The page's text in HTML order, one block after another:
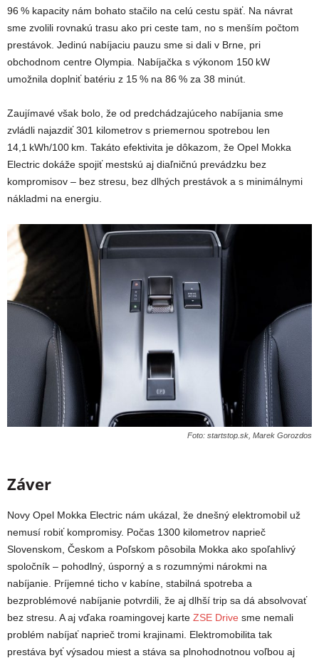
96 % kapacity nám bohato stačilo na celú cestu späť. Na návrat
sme zvolili rovnakú trasu ako pri ceste tam, no s menším počtom
prestávok. Jedinú nabíjaciu pauzu sme si dali v Brne, pri
obchodnom centre Olympia. Nabíjačka s výkonom 150 kW
umožnila doplniť batériu z 15 % na 86 % za 38 minút.
Zaujímavé však bolo, že od predchádzajúceho nabíjania sme
zvládli najazdiť 301 kilometrov s priemernou spotrebou len
14,1 kWh/100 km. Takáto efektivita je dôkazom, že Opel Mokka
Electric dokáže spojiť mestskú aj diaľničnú prevádzku bez
kompromisov – bez stresu, bez dlhých prestávok a s minimálnymi
nákladmi na energiu.
Foto: startstop.sk, Marek Gorozdos
Záver
Novy Opel Mokka Electric nám ukázal, že dnešný elektromobil už
nemusí robiť kompromisy. Počas 1300 kilometrov naprieč
Slovenskom, Českom a Poľskom pôsobila Mokka ako spoľahlivý
spoločník – pohodlný, úsporný a s rozumnými nárokmi na
nabíjanie. Príjemné ticho v kabíne, stabilná spotreba a
bezproblémové nabíjanie potvrdili, že aj dlhší trip sa dá absolvovať
bez stresu. A aj vďaka roamingovej karte ZSE Drive sme nemali
problém nabíjať naprieč tromi krajinami. Elektromobilita tak
prestáva byť výsadou miest a stáva sa plnohodnotnou voľbou aj